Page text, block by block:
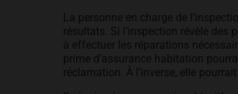
La personne en charge de
résultats. Si l’inspection révèle des
à effectuer les réparations
prime d’assurance habitation
réclamation. À l’inverse, elle